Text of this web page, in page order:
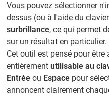
Vous pouvez sélectionner
dessus (ou à l'aide du
surbrillance, ce qui permet
sur un résultat en particulier.
Cet outil est pensé pour
entièrementutilisable au
Entrée ou Espace pour
annoncent clairement